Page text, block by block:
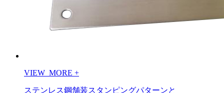
VIEW_MORE +
ステンレス鋼舗装スタンピングパターンと